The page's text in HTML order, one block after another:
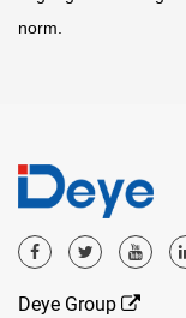
norm.
Deye Group